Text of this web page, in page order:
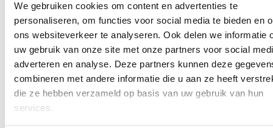
We gebruiken cookies om content en advertenties te
personaliseren, om functies voor social media te bieden en
ons websiteverkeer te analyseren. Ook delen we informatie
uw gebruik van onze site met onze partners voor social
adverteren en analyse. Deze partners kunnen deze
combineren met andere informatie die u aan ze heeft
die ze hebben verzameld op basis van uw gebruik van hun
services.
Stel je vraag over
medezeggenschap
In de rubriek Vraag en antwoord in het
OR/magazine
van februaribeantwoorden onze
medezeggenschapsadviseurs nog meer vragen. Heb